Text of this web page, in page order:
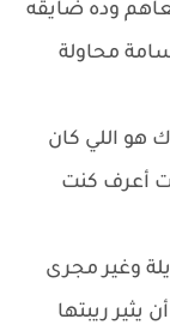
وده ضايقه
محاولة
هو اللي كان
أعرف كنت
وغير مجرى
ريبتها